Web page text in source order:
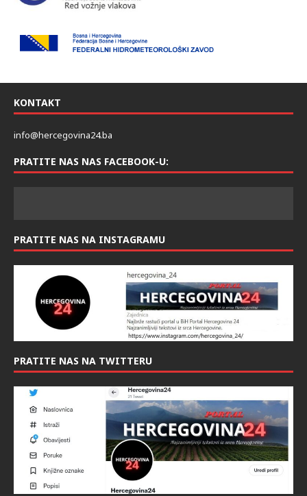
KONTAKT
info@hercegovina24.ba
PRATITE NAS NAS FACEBOOK-U:
PRATITE NAS NA INSTAGRAMU
PRATITE NAS NA TWITTERU